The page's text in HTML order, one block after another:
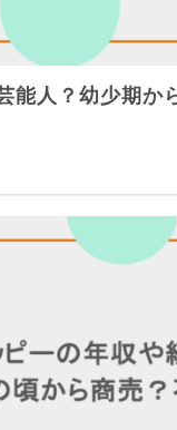
能人？幼少期か